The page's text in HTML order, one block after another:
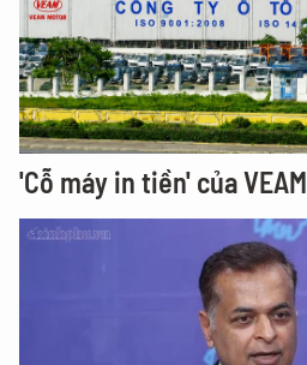
'Cỗ máy in tiền' của VEAM